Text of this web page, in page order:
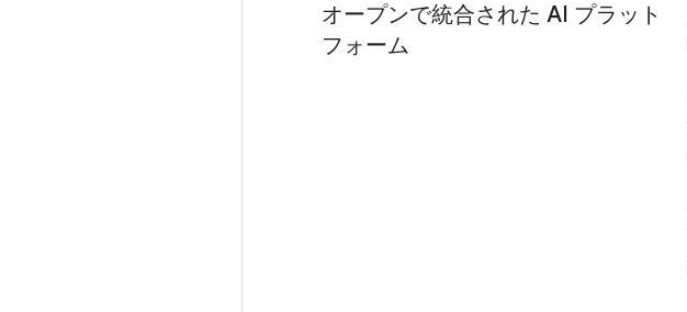
オープンで統合された AI プラット
フォーム